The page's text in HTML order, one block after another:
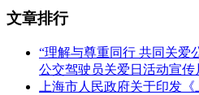
文章排行
“理解与尊重同行 共同关爱
公交驾驶员关爱日活动宣传
上海市人民政府关于印发